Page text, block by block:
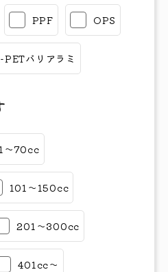
PPF OPS
PETバリアラミ
〜70cc
101〜150cc
201〜300cc
401cc〜